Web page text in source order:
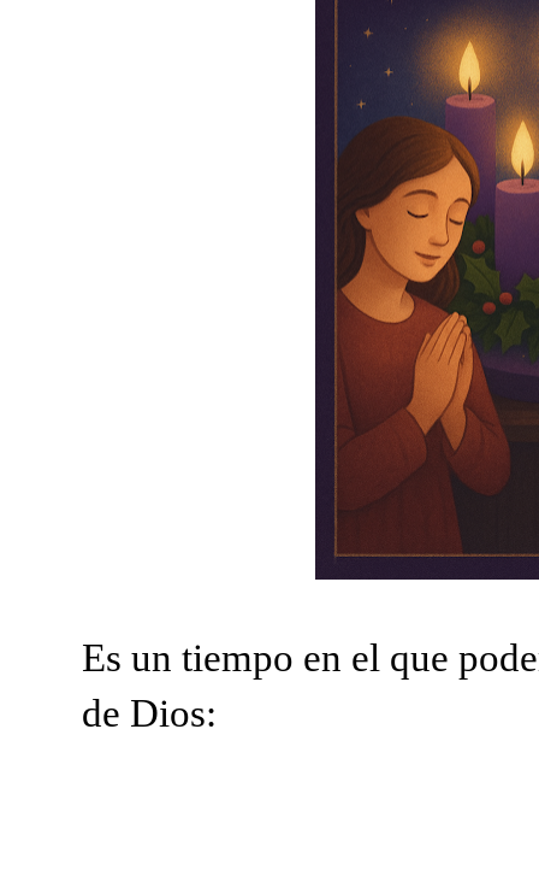
Es un tiempo en el que
de Dios: